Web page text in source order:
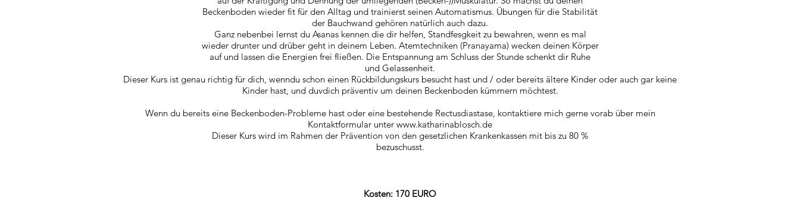
Beckenboden wieder fit für den Alltag und trainierst seinen Automatismus. Übungen für die Stabilität
der Bauchwand gehören natürlich auch dazu.
Ganz nebenbei lernst du Asanas kennen die dir helfen, Standfesgkeit zu bewahren, wenn es mal
wieder drunter und drüber geht in deinem Leben. Atemtechniken (Pranayama) wecken deinen Körper
auf und lassen die Energien frei fließen. Die Entspannung am Schluss der Stunde schenkt dir Ruhe
und Gelassenheit.
Dieser Kurs ist genau richtig für dich, wenndu schon einen Rückbildungskurs besucht hast und / oder bereits ältere Kinder oder auch gar keine
Kinder hast, und duvdich präventiv um deinen Beckenboden kümmern möchtest.
Wenn du bereits eine Beckenboden-Probleme hast oder eine bestehende Rectusdiastase, kontaktiere mich gerne vorab über mein
Kontaktformular unter www.katharinablosch.de
Dieser Kurs wird im Rahmen der Prävention von den gesetzlichen Krankenkassen mit bis zu 80 %
bezuschusst.
Kosten: 170 EURO